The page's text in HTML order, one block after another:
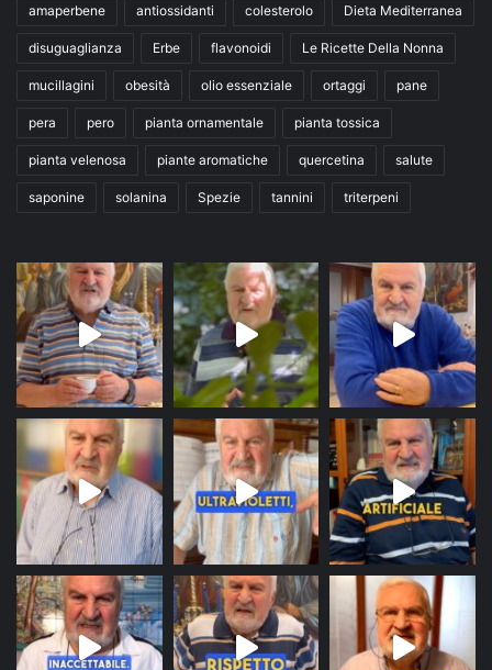
amaperbene antiossidanti colesterolo Dieta Mediterranea
disuguaglianza Erbe flavonoidi Le Ricette Della Nonna
mucillagini obesità olio essenziale ortaggi pane
pera pero pianta ornamentale pianta tossica
pianta velenosa piante aromatiche quercetina salute
saponine solanina Spezie tannini triterpeni